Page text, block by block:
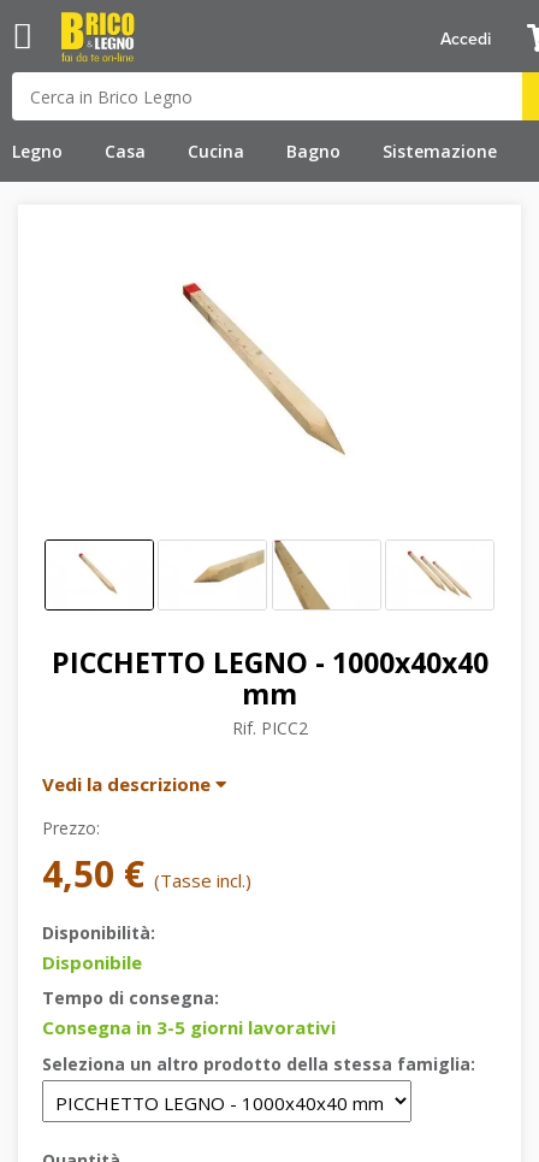
Legno Casa Cucina Bagno Sistemazione
Accedi
PICCHETTO LEGNO - 1000x40x40
mm
Rif. PICC2
Vedi la descrizione
Prezzo:
4,50 € (Tasse incl.)
Disponibilità:
Disponibile
Tempo di consegna:
Consegna in 3-5 giorni lavorativi
Seleziona un altro prodotto della stessa famiglia: